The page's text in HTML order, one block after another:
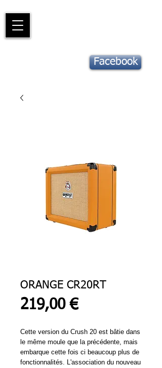
Facebook
ORANGE CR20RT
219,00 €Prix
Cette version du Crush 20 est bâtie dans
le même moule que la précédente, mais
embarque cette fois ci beaucoup plus de
fonctionnalités. L'association du nouveau